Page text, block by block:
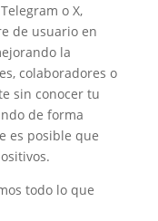
o X,
de usuario en
la
colaboradores o
sin conocer tu
de forma
es posible que
todo lo que